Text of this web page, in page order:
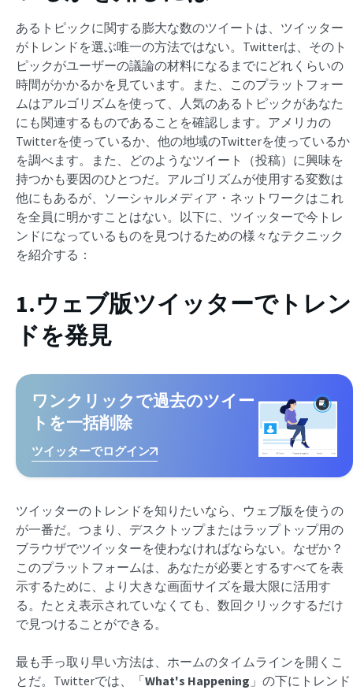
あるトピックに関する膨大な数のツイートは、ツイッター
がトレンドを選ぶ唯一の方法ではない。Twitterは、そのト
ピックがユーザーの議論の材料になるまでにどれくらいの
時間がかかるかを見ています。また、このプラットフォー
ムはアルゴリズムを使って、人気のあるトピックがあなた
にも関連するものであることを確認します。アメリカの
Twitterを使っているか、他の地域のTwitterを使っているか
を調べます。また、どのようなツイート（投稿）に興味を
持つかも要因のひとつだ。アルゴリズムが使用する変数は
他にもあるが、ソーシャルメディア・ネットワークはこれ
を全員に明かすことはない。以下に、ツイッターで今トレ
ンドになっているものを見つけるための様々なテクニック
を紹介する：
1.ウェブ版ツイッターでトレン
ドを発見
ワンクリックで過去のツイー
トを一括削除
ツイッターでログイン
ツイッターのトレンドを知りたいなら、ウェブ版を使うの
が一番だ。つまり、デスクトップまたはラップトップ用の
ブラウザでツイッターを使わなければならない。なぜか？
このプラットフォームは、あなたが必要とするすべてを表
示するために、より大きな画面サイズを最大限に活用す
る。たとえ表示されていなくても、数回クリックするだけ
で見つけることができる。
最も手っ取り早い方法は、ホームのタイムラインを開くこ
とだ。Twitterでは、「What's Happening 」の下にトレンド